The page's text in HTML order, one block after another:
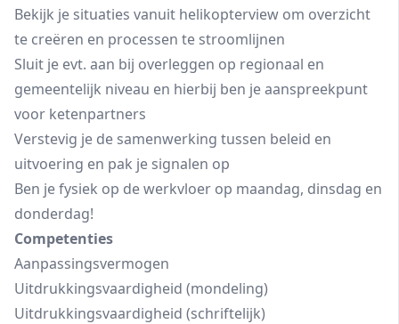
Bekijk je situaties vanuit helikopterview om overzicht
te creëren en processen te stroomlijnen
Sluit je evt. aan bij overleggen op regionaal en
gemeentelijk niveau en hierbij ben je aanspreekpunt
voor ketenpartners
Verstevig je de samenwerking tussen beleid en
uitvoering en pak je signalen op
Ben je fysiek op de werkvloer op maandag, dinsdag en
donderdag!
Competenties
Aanpassingsvermogen
Uitdrukkingsvaardigheid (mondeling)
Uitdrukkingsvaardigheid (schriftelijk)